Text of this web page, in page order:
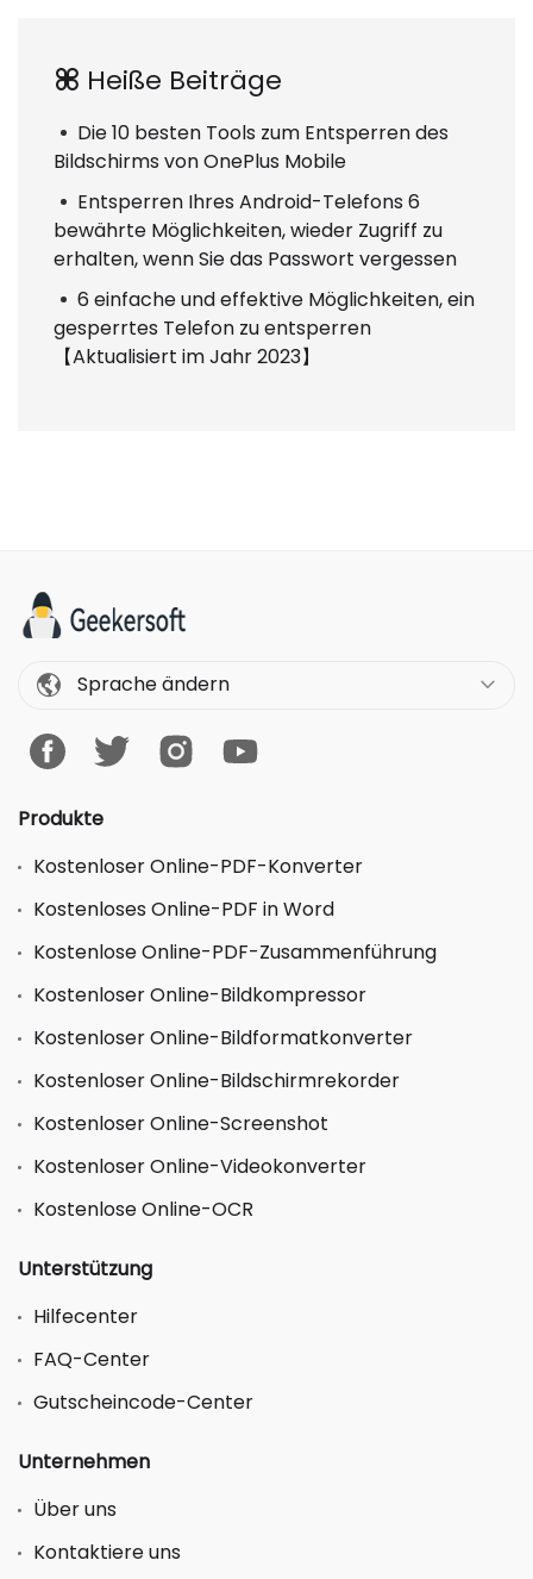
Heiße Beiträge
Die 10 besten Tools zum Entsperren des
Bildschirms von OnePlus Mobile
Entsperren Ihres Android-Telefons 6
bewährte Möglichkeiten, wieder Zugriff zu
erhalten, wenn Sie das Passwort vergessen
6 einfache und effektive Möglichkeiten, ein
gesperrtes Telefon zu entsperren
【Aktualisiert im Jahr 2023】
Sprache ändern
Produkte
Kostenloser Online-PDF-Konverter
Kostenloses Online-PDF in Word
Kostenlose Online-PDF-Zusammenführung
Kostenloser Online-Bildkompressor
Kostenloser Online-Bildformatkonverter
Kostenloser Online-Bildschirmrekorder
Kostenloser Online-Screenshot
Kostenloser Online-Videokonverter
Kostenlose Online-OCR
Unterstützung
Hilfecenter
FAQ-Center
Gutscheincode-Center
Unternehmen
Über uns
Kontaktiere uns